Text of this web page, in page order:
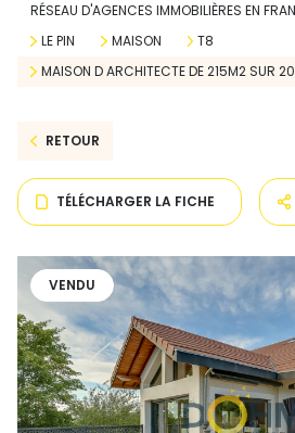
RÉSEAU D'AGENCES IMMOBILIÈRES EN
LE PIN
MAISON
T8
MAISON D ARCHITECTE DE 215M2 SUR
RETOUR
TÉLÉCHARGER LA FICHE
VENDU